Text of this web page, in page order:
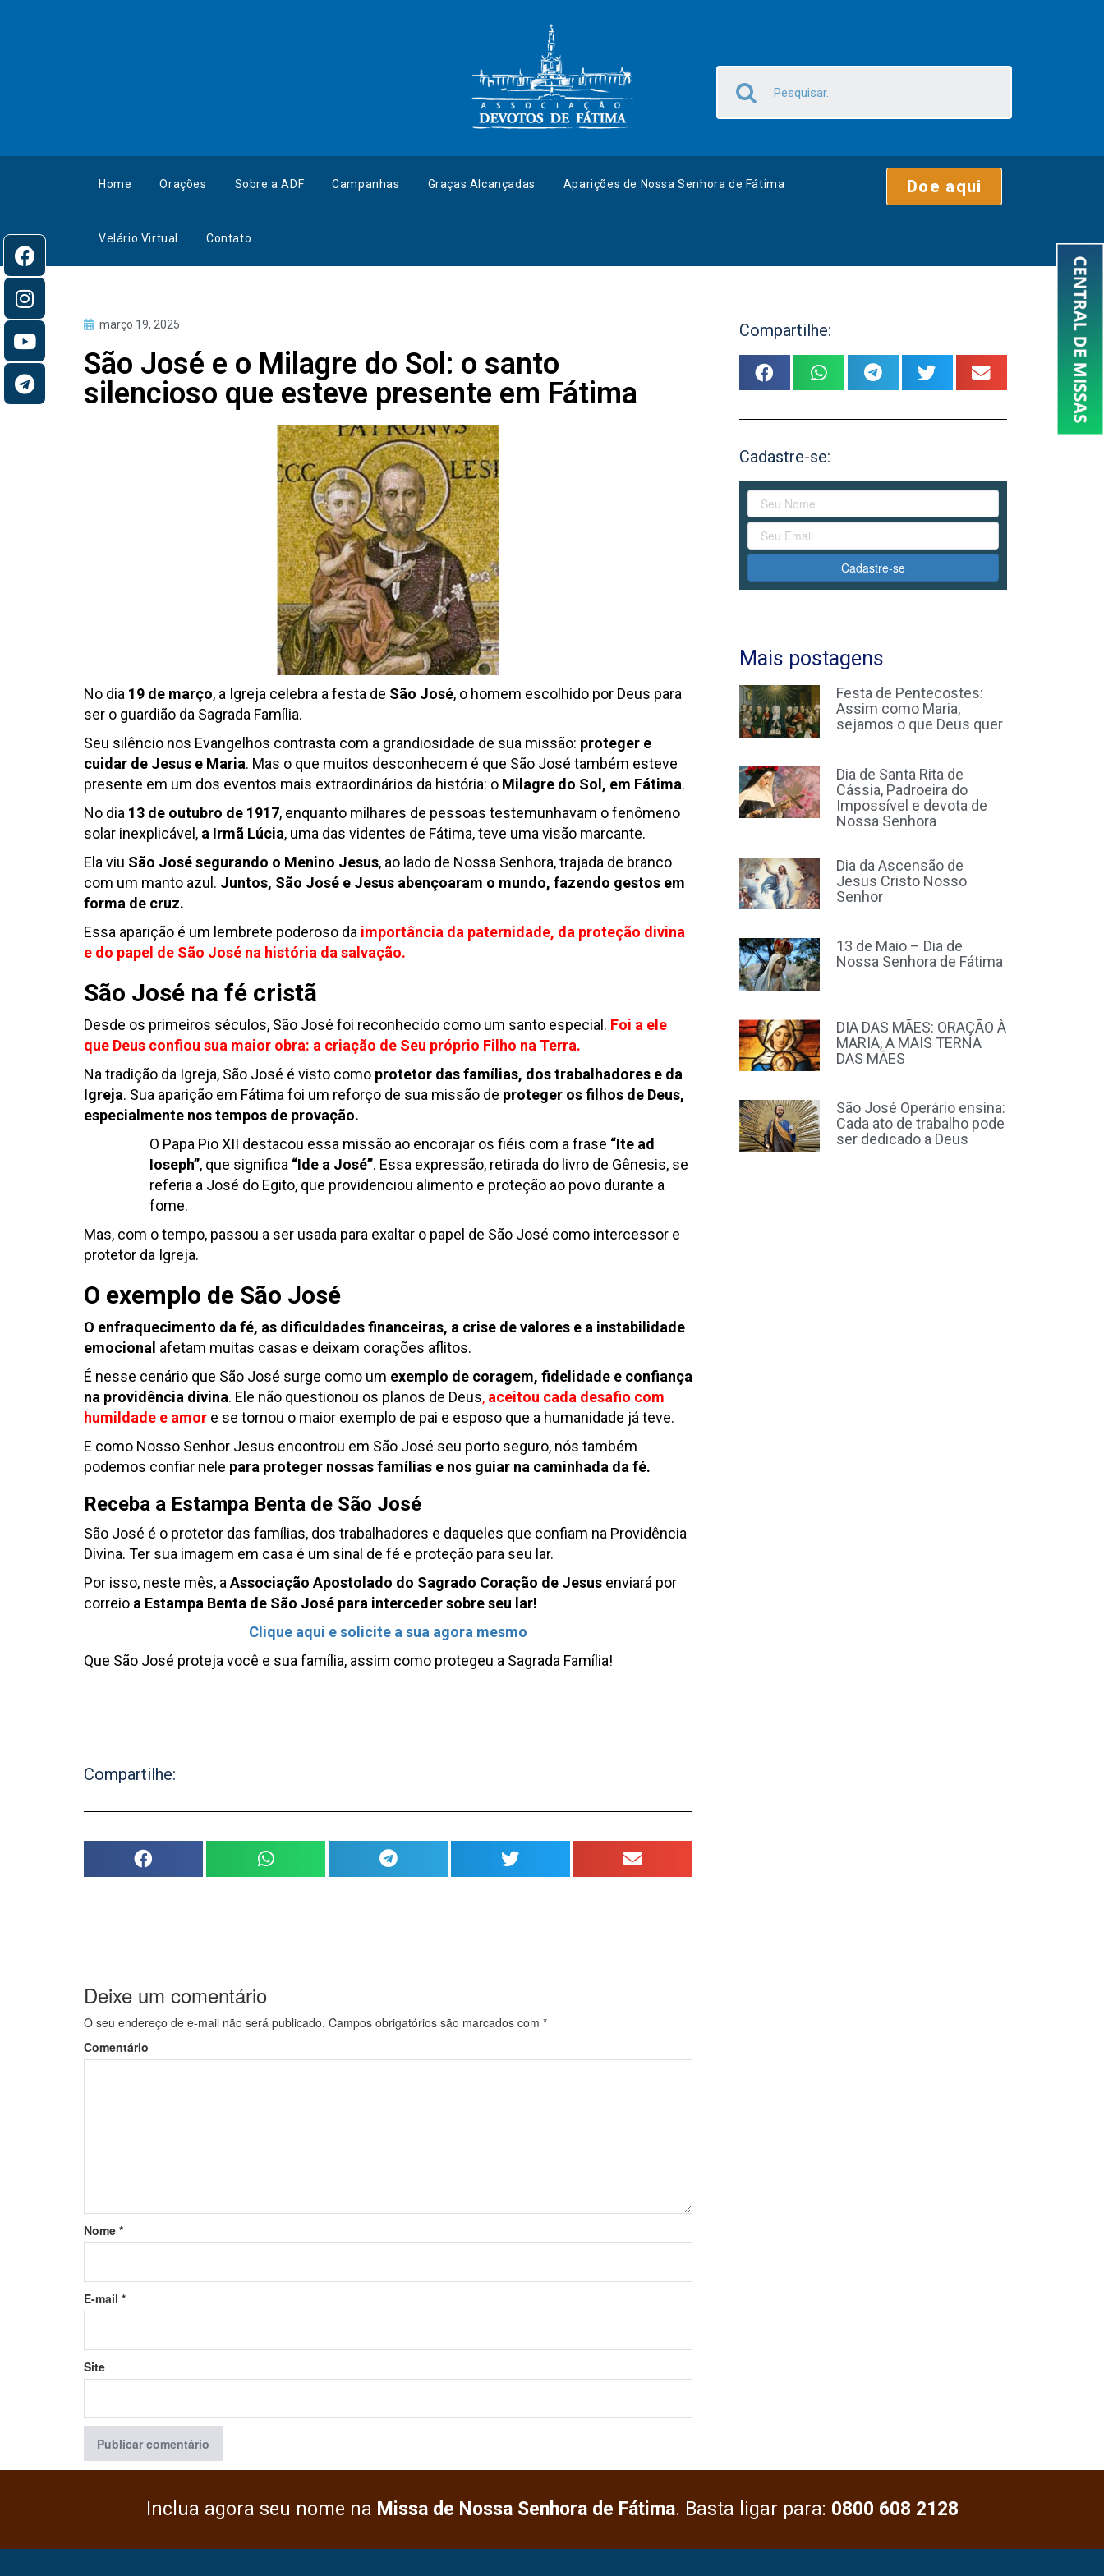
Home Orações Sobre a ADF Campanhas Graças Alcançadas Aparições de Nossa Senhora de Fátima
Velário Virtual Contato
Doe aqui
março 19, 2025
São José e o Milagre do Sol: o santo
silencioso que esteve presente em Fátima
No dia 19 de março, a Igreja celebra a festa de São José, o homem escolhido por Deus para
ser o guardião da Sagrada Família.
Seu silêncio nos Evangelhos contrasta com a grandiosidade de sua missão: proteger e
cuidar de Jesus e Maria. Mas o que muitos desconhecem é que São José também esteve
presente em um dos eventos mais extraordinários da história: o Milagre do Sol, em Fátima.
No dia 13 de outubro de 1917, enquanto milhares de pessoas testemunhavam o fenômeno
solar inexplicável, a Irmã Lúcia, uma das videntes de Fátima, teve uma visão marcante.
Ela viu São José segurando o Menino Jesus, ao lado de Nossa Senhora, trajada de branco
com um manto azul. Juntos, São José e Jesus abençoaram o mundo, fazendo gestos em
forma de cruz.
Essa aparição é um lembrete poderoso da importância da paternidade, da proteção divina
e do papel de São José na história da salvação.
São José na fé cristã
Desde os primeiros séculos, São José foi reconhecido como um santo especial. Foi a ele
que Deus confiou sua maior obra: a criação de Seu próprio Filho na Terra.
Na tradição da Igreja, São José é visto como protetor das famílias, dos trabalhadores e da
Igreja. Sua aparição em Fátima foi um reforço de sua missão de proteger os filhos de Deus,
especialmente nos tempos de provação.
O Papa Pio XII destacou essa missão ao encorajar os fiéis com a frase “Ite ad
Ioseph”, que significa “Ide a José”. Essa expressão, retirada do livro de Gênesis, se
referia a José do Egito, que providenciou alimento e proteção ao povo durante a
fome.
Mas, com o tempo, passou a ser usada para exaltar o papel de São José como intercessor e
protetor da Igreja.
O exemplo de São José
O enfraquecimento da fé, as dificuldades financeiras, a crise de valores e a instabilidade
emocional afetam muitas casas e deixam corações aflitos.
É nesse cenário que São José surge como um exemplo de coragem, fidelidade e confiança
na providência divina. Ele não questionou os planos de Deus, aceitou cada desafio com
humildade e amor e se tornou o maior exemplo de pai e esposo que a humanidade já teve.
E como Nosso Senhor Jesus encontrou em São José seu porto seguro, nós também
podemos confiar nele para proteger nossas famílias e nos guiar na caminhada da fé.
Receba a Estampa Benta de São José
São José é o protetor das famílias, dos trabalhadores e daqueles que confiam na Providência
Divina. Ter sua imagem em casa é um sinal de fé e proteção para seu lar.
Por isso, neste mês, aAssociação Apostolado do Sagrado Coração de Jesus enviará por
correio a Estampa Benta de São José para interceder sobre seu lar!
Clique aqui e solicite a sua agora mesmo
Que São José proteja você e sua família, assim como protegeu a Sagrada Família!
Compartilhe:
Deixe um comentário
O seu endereço de e-mail não será publicado. Campos obrigatórios são marcados com *
Comentário
Nome *
E-mail *
Site
Compartilhe:
Cadastre-se:
Cadastre-se
Mais postagens
Festa de Pentecostes:
Assim como Maria,
sejamos o que Deus quer
Dia de Santa Rita de
Cássia, Padroeira do
Impossível e devota de
Nossa Senhora
Dia da Ascensão de
Jesus Cristo Nosso
Senhor
13 de Maio – Dia de
Nossa Senhora de Fátima
DIA DAS MÃES: ORAÇÃO À
MARIA, A MAIS TERNA
DAS MÃES
São José Operário ensina:
Cada ato de trabalho pode
ser dedicado a Deus
Inclua agora seu nome na Missa de Nossa Senhora de Fátima. Basta ligar para: 0800 608 2128